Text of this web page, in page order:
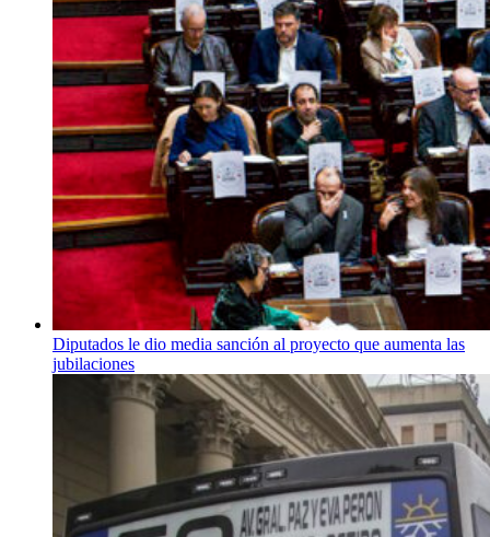
Diputados le dio media sanción al proyecto que aumenta las
jubilaciones